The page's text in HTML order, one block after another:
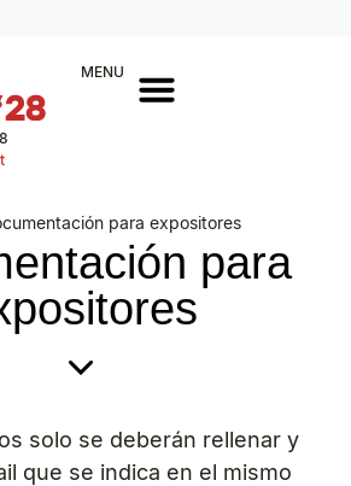
MENU
para expositores
para
solo se deberán rellenar y
que se indica en el mismo